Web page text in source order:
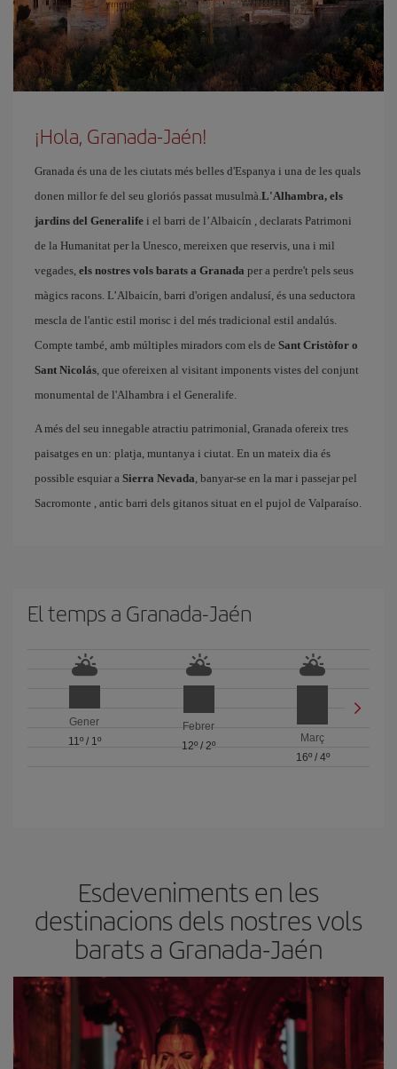
¡Hola, Granada-Jaén!
Granada és una de les ciutats més belles d'Espanya i una de les quals
donen millor fe del seu gloriós passat musulmà.L'Alhambra, els
jardins del Generalife i el barri de l’Albaicín , declarats Patrimoni
de la Humanitat per la Unesco, mereixen que reservis, una i mil
vegades, els nostres vols barats a Granada per a perdre't pels seus
màgics racons. L’Albaicín, barri d'origen andalusí, és una seductora
mescla de l'antic estil morisc i del més tradicional estil andalús.
Compte també, amb múltiples miradors com els de Sant Cristòfor o
Sant Nicolás, que ofereixen al visitant imponents vistes del conjunt
monumental de l'Alhambra i el Generalife.
A més del seu innegable atractiu patrimonial, Granada ofereix tres
paisatges en un: platja, muntanya i ciutat. En un mateix dia és
possible esquiar a Sierra Nevada, banyar-se en la mar i passejar pel
Sacromonte , antic barri dels gitanos situat en el pujol de Valparaíso.
El temps a Granada-Jaén
Gener
11º/ 1º
Febrer
12º / 2º
Març
16º/ 4º
Esdeveniments en les
destinacions dels nostres vols
barats a Granada-Jaén